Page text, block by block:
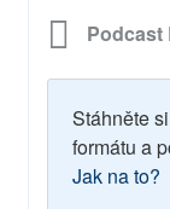
Stáhněte
formátu a
Jak na to?